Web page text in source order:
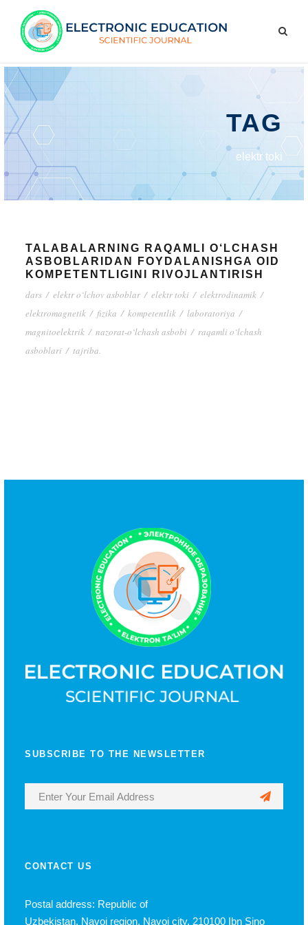
TAG
elektr toki
TALABALARNING RAQAMLI O‘LCHASH
ASBOBLARIDAN FOYDALANISHGA OID
KOMPETENTLIGINI RIVOJLANTIRISH
dars / elektr o‘lchov asboblar / elektr toki / elektrodinamik /
elektromagnetik / fizika / kompetentlik / laboratoriya /
magnitoelektrik / nazorat-o‘lchash asbobi / raqamli o‘lchash
asboblari / tajriba.
SUBSCRIBE TO THE NEWSLETTER
CONTACT US
Postal address: Republic of
Uzbekistan, Navoi region, Navoi city, 210100 Ibn Sino